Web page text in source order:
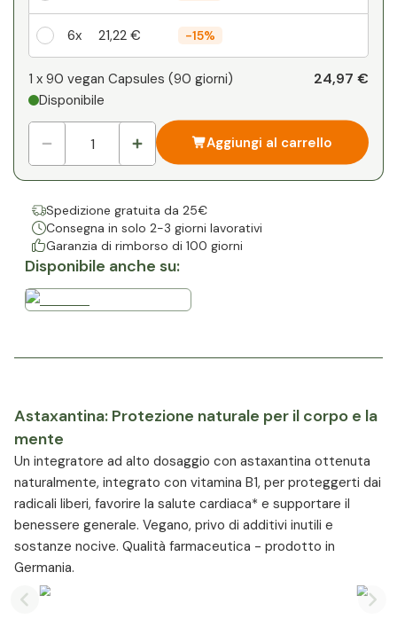
6x 21,22 € -15%
Il vostro sconto personale
1x 0,00 €
1 x 90 vegan Capsules (90 giorni)
Disponibile
24,97 €
Aggiungi al carrello
Spedizione gratuita da 25€
Consegna in solo 2-3 giorni lavorativi
Garanzia di rimborso di 100 giorni
Disponibile anche su:
Astaxantina: Protezione naturale per il corpo e la
mente
Un integratore ad alto dosaggio con astaxantina ottenuta
naturalmente, integrato con vitamina B1, per proteggerti dai
radicali liberi, favorire la salute cardiaca* e supportare il
benessere generale. Vegano, privo di additivi inutili e
sostanze nocive. Qualità farmaceutica - prodotto in
Germania.
Previous slide